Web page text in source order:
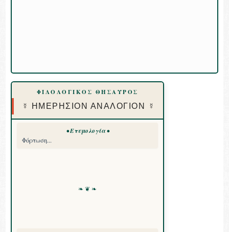
ΦΙΛΟΛΟΓΙΚΟΣ ΘΗΣΑΥΡΟΣ
☿ ΗΜΕΡΗΣΙΟΝ ΑΝΑΛΟΓΙΟΝ ☿
• Ετυμολογία •
Φόρτωση...
❧ ❦ ❧